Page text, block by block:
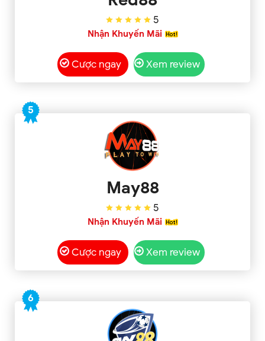
5
Nhận Khuyến Mãi
Cược ngay Xem review
5
May88
5
Nhận Khuyến Mãi
Cược ngay Xem review
6